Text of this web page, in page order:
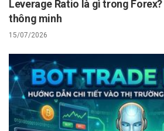
Leverage Ratio là gì trong
thông minh
15/07/2026